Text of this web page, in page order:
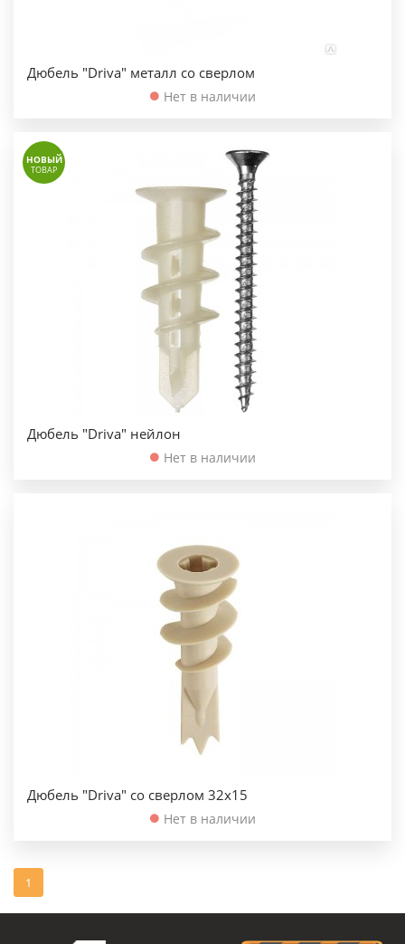
Дюбель "Driva" металл со сверлом
Нет в наличии
НОВЫЙ
ТОВАР
Дюбель "Driva" нейлон
Нет в наличии
Дюбель "Driva" со сверлом 32х15
Нет в наличии
1